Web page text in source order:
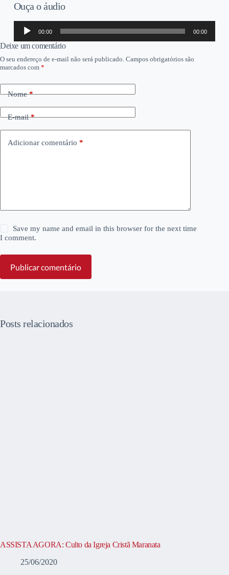
Ouça o áudio
Tocador
áudio
00:00 00:00
Deixe um comentário
O seu endereço de e-mail não será publicado. Campos obrigatórios são
marcados com *
Nome*
E-mail*
Adicionar comentário *
Save my name and email in this browser for the next time
I comment.
Publicar comentário
Posts relacionados
ASSISTA AGORA: Culto da Igreja Cristã Maranata
25/06/2020